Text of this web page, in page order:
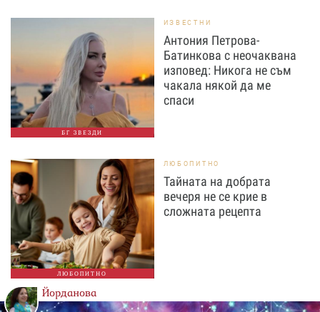
БГ ЗВЕЗДИ
ИЗВЕСТНИ
Антония Петрова-
Батинкова с неочаквана
изповед: Никога не съм
чакала някой да ме
спаси
ЛЮБОПИТНО
ЛЮБОПИТНО
Тайната на добрата
вечеря не се крие в
сложната рецепта
Йорданова